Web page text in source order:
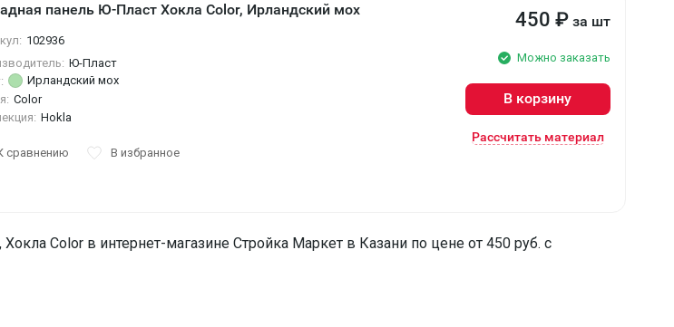
панель Ю-Пласт Хокла Color, Ирландский мох
102936
Ю-Пласт
Ирландский мох
Color
Hokla
сравнению В избранное
450 ₽ за шт
Можно заказать
В корзину
Рассчитать материал
Color в интернет-магазине Стройка Маркет в Казани по цене от 450 руб. с